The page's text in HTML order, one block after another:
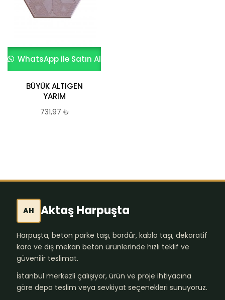
WhatsApp ile Satın Al
BÜYÜK ALTIGEN
YARIM
731,97 ₺
AH Aktaş Harpuşta
Harpuşta, beton parke taşı, bordür, kablo taşı, dekoratif
karo ve dış mekan beton ürünlerinde hızlı teklif ve
güvenilir teslimat.
İstanbul merkezli çalışıyor, ürün ve proje ihtiyacına
göre depo teslim veya sevkiyat seçenekleri sunuyoruz.